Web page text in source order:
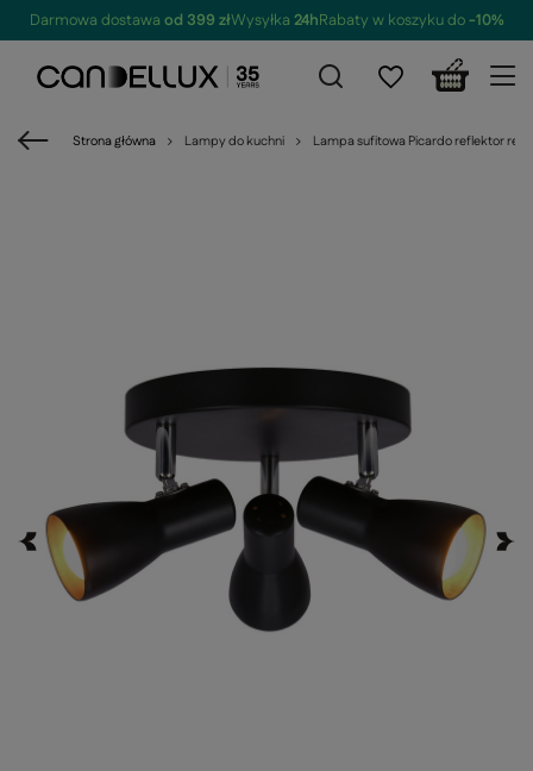
Darmowa dostawa od 399 złWysyłka 24hRabaty w koszyku do-10%
Strona główna Lampy do kuchni Lampa sufitowa Picardo reflektor